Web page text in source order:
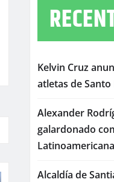
Kelvin Cruz
atletas de
Alexander
galardonado
Alcaldía de